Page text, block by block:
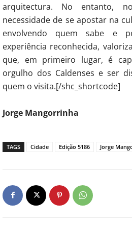
arquitectura. No entanto,
necessidade de se apostar na
envolvendo quem sabe e
experiência reconhecida,
que, em primeiro lugar, é
orgulho dos Caldenses e ser
quem o visita.[/shc_shortcode]
Jorge Mangorrinha
TAGS Cidade Edição 5186 Jorge